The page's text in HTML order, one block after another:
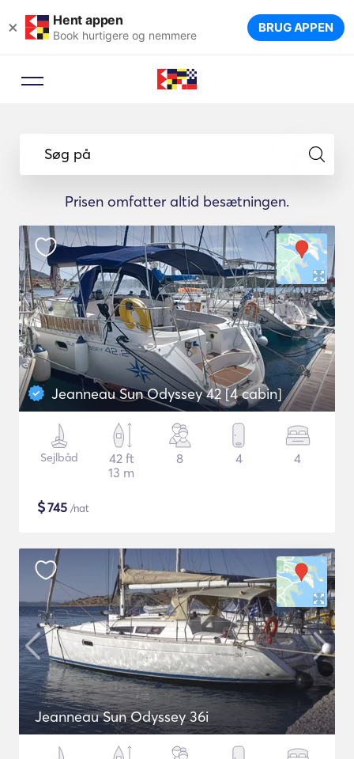
× Hent appen
Book hurtigere og nemmere BRUG APPEN
Søg på
Prisen omfatter altid besætningen.
Jeanneau Sun Odyssey 42 [4 cabin]
Sejlbåd
42 ft
13 m
8 4 4
$745 /nat
Jeanneau Sun Odyssey 36i